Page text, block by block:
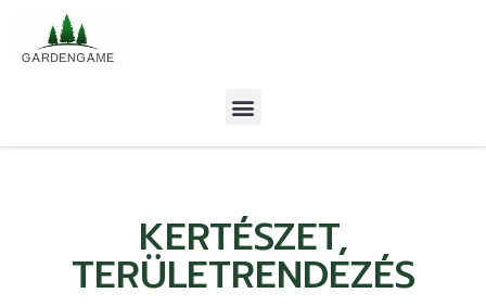
KERTÉSZET,
TERÜLETRENDEZÉS